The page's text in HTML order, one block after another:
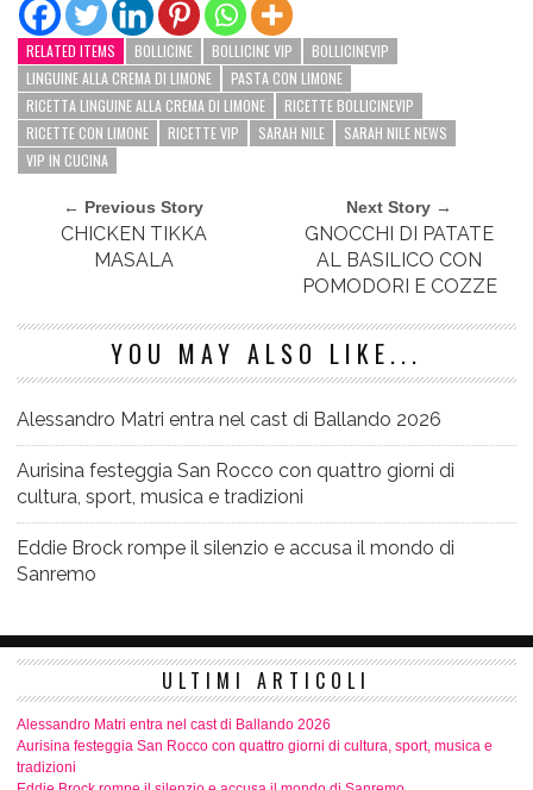
RELATED ITEMS BOLLICINE BOLLICINE VIP
BOLLICINEVIP
LINGUINE ALLA CREMA DI LIMONE
PASTA CON LIMONE
RICETTA LINGUINE ALLA CREMA DI LIMONE
RICETTE BOLLICINEVIP
RICETTE CON LIMONE
RICETTE VIP SARAH NILE
SARAH NILE NEWS
VIP IN CUCINA
← Previous Story
CHICKEN TIKKA
MASALA
Next Story →
GNOCCHI DI PATATE
AL BASILICO CON
POMODORI E COZZE
YOU MAY ALSO LIKE...
Alessandro Matri entra nel cast di Ballando 2026
Aurisina festeggia San Rocco con quattro giorni di
cultura, sport, musica e tradizioni
Eddie Brock rompe il silenzio e accusa il mondo di
Sanremo
ULTIMI ARTICOLI
Alessandro Matri entra nel cast di Ballando 2026
Aurisina festeggia San Rocco con quattro giorni di cultura, sport, musica e
tradizioni